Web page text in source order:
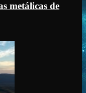
metálicas de